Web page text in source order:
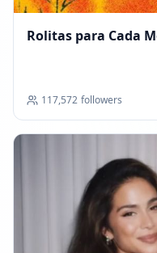
Rolitas para Cada
117,572 followers